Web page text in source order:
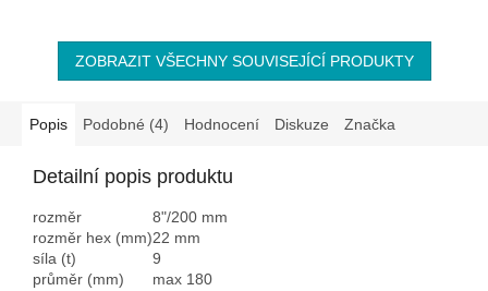
ZOBRAZIT VŠECHNY SOUVISEJÍCÍ PRODUKTY
Popis Podobné (4) Hodnocení Diskuze Značka
Detailní popis produktu
rozměr
8"/200 mm
rozměr hex (mm)22 mm
síla (t)
9
průměr (mm)
max 180